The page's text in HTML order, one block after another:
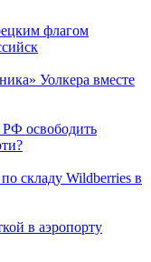
флагом
Уолкера вместе
освободить
складу Wildberries в
в аэропорту